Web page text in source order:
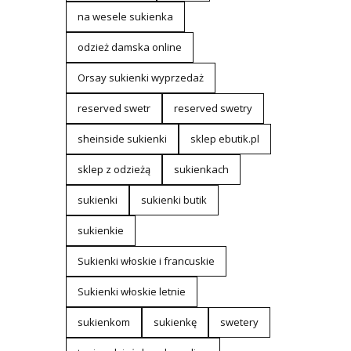
na wesele sukienka
odzież damska online
Orsay sukienki wyprzedaż
reserved swetr reserved swetry
sheinside sukienki sklep ebutik.pl
sklep z odzieżą sukienkach
sukienki sukienki butik
sukienkie
Sukienki włoskie i francuskie
Sukienki włoskie letnie
sukienkom sukienkę swetery